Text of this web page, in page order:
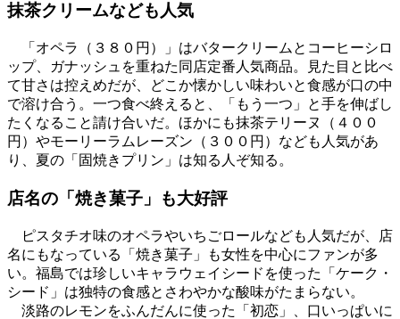
抹茶クリームなども人気
「オペラ（３８０円）」はバタークリームとコーヒーシロ
ップ、ガナッシュを重ねた同店定番人気商品。見た目と比べ
て甘さは控えめだが、どこか懐かしい味わいと食感が口の中
で溶け合う。一つ食べ終えると、「もう一つ」と手を伸ばし
たくなること請け合いだ。ほかにも抹茶テリーヌ（４００
円）やモーリーラムレーズン（３００円）なども人気があ
り、夏の「固焼きプリン」は知る人ぞ知る。
店名の「焼き菓子」も大好評
ピスタチオ味のオペラやいちごロールなども人気だが、店
名にもなっている「焼き菓子」も女性を中心にファンが多
い。福島では珍しいキャラウェイシードを使った「ケーク・
シード」は独特の食感とさわやかな酸味がたまらない。
淡路のレモンをふんだんに使った「初恋」、口いっぱいに